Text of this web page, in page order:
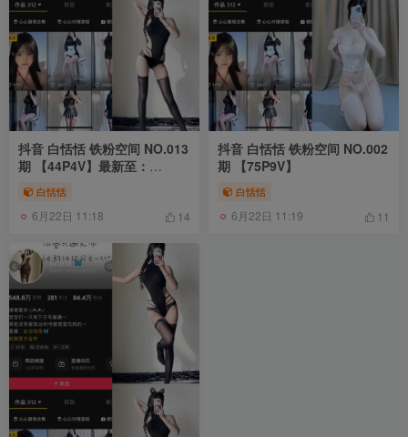
抖音 白恬恬 铁粉空间 NO.013
期 【44P4V】最新至：
白恬恬
6月22日 11:18 14
抖音 白恬恬 铁粉空间 NO.002
期 【75P9V】
白恬恬
6月22日 11:19 11